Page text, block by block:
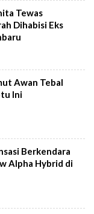
Tewas
Dihabisi Eks
Awan Tebal
Ini
Berkendara
Alpha Hybrid di